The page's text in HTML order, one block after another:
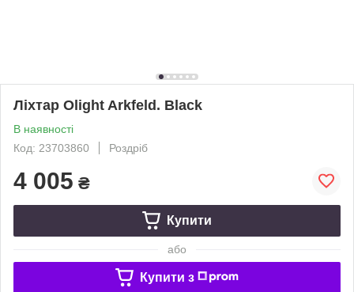
Ліхтар Olight Arkfeld. Black
В наявності
Код: 23703860
Роздріб
4 005 ₴
Купити
або
Купити з